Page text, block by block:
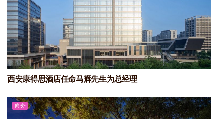
西安康得思酒店任命马辉先生为总经理
商务